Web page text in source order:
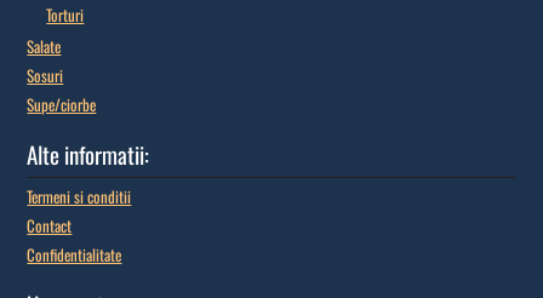
Torturi
Salate
Sosuri
Supe/ciorbe
Alte informatii:
Termeni si conditii
Contact
Confidentialitate